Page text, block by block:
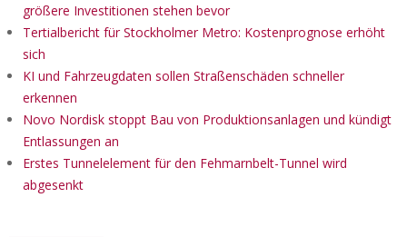
größere Investitionen stehen bevor
Tertialbericht für Stockholmer Metro: Kostenprognose erhöht
sich
KI und Fahrzeugdaten sollen Straßenschäden schneller
erkennen
Novo Nordisk stoppt Bau von Produktionsanlagen und kündigt
Entlassungen an
Erstes Tunnelelement für den Fehmarnbelt-Tunnel wird
abgesenkt